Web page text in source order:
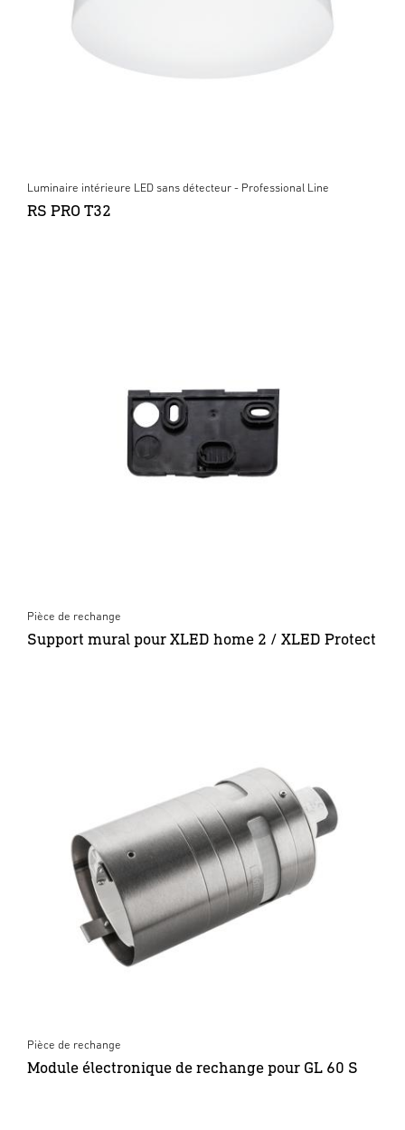
Luminaire intérieure LED sans détecteur - Professional Line
RS PRO T32
Pièce de rechange
Support mural pour XLED home 2 / XLED Protect
Pièce de rechange
Module électronique de rechange pour GL 60 S